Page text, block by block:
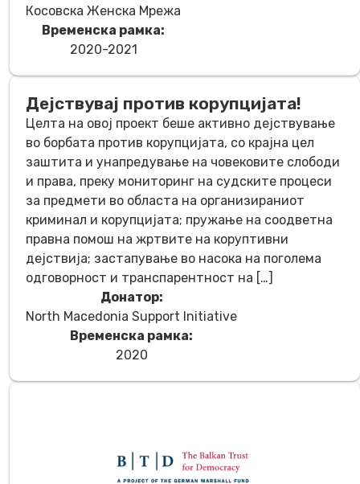
Косовска Женска Мрежа
Временска рамка:
2020-2021
Дејствувај против корупцијата!
Целта на овој проект беше активно дејствување
во борбата против корупцијата, со крајна цел
заштита и унапредување на човековите слободи
и права, преку мониторинг на судските процеси
за предмети во областа на организираниот
криминал и корупцијата; пружање на соодветна
правна помош на жртвите на коруптивни
дејствија; застапување во насока на поголема
одговорност и транспарентност на […]
Донатор:
North Macedonia Support Initiative
Временска рамка:
2020